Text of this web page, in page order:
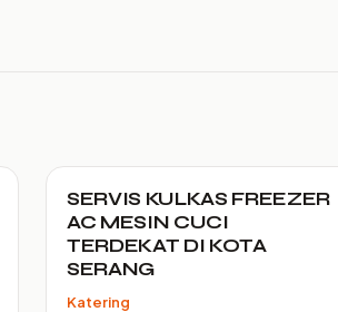
SERVIS KULKAS FREEZER
AC MESIN CUCI
TERDEKAT DI KOTA
SERANG
Katering